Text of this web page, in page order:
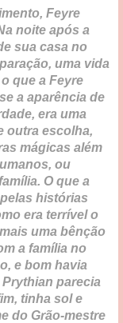
Feyre
noite após a
sua casa no
uma vida
que a Feyre
a aparência de
era uma
outra escolha,
mágicas além
ou
O que a
histórias
era terrível o
uma bênção
a família no
e bom havia
parecia
tinha sol e
do Grão-mestre